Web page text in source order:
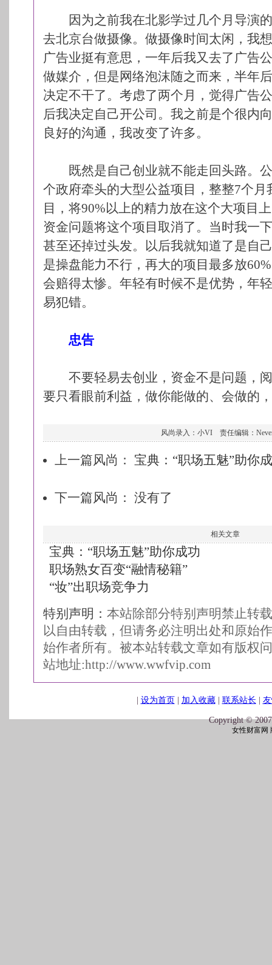
因为之前我在北影学过几个月导演的
去北京台做摄像。做摄像时间太闲，我
广告业挺有意思，一年后我又去了广告
做媒介，但是网络泡沫随之而来，半年
决定不干了。考虑了两个月，觉得广告
后我决定自己开公司。我之前是个很内
良好的沟通，我改变了许多。
既然是自己创业就不能走回头路。公
个政府牵头的大型公益项目，整整7个
目，将90%以上的精力放在这个大项目
资金问题将这个项目取消了。当时我一
甚至还掉过头发。以后我就知道了是自
是操盘能力不行，再大的项目最多放
会赔得太惨。年轻有时候不是优势，年
易犯错。
忠告
不要轻易去创业，资金不是问题，阅
要只看眼前利益，做你能做的、会做的
风尚录入：小VI 责任编辑：
上一篇风尚： 宝典：“职场五魅”助你
下一篇风尚： 没有了
相关文章
宝典：“职场五魅”助你成功
职场熟女百变“融情秘籍”
“妆”出职场竞争力
特别声明： 本站除部分特别声明禁止转
以自由转载，但请务必注明出处和原始
始作者所有。被本站转载文章如有版权
站地址:http://www.wwfvip.com
设为首页 加入收藏| 联系站长
Copyright ©
女性财富网